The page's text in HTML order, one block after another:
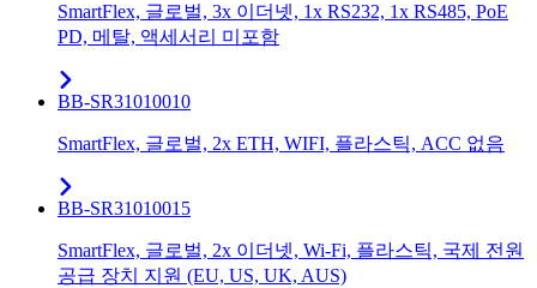
SmartFlex, 글로벌, 3x 이더넷, 1x RS232, 1x RS485, PoE
PD, 메탈, 액세서리 미포함
BB-SR31010010
SmartFlex, 글로벌, 2x ETH, WIFI, 플라스틱, ACC 없음
BB-SR31010015
SmartFlex, 글로벌, 2x 이더넷, Wi-Fi, 플라스틱, 국제 전원
공급 장치 지원 (EU, US, UK, AUS)